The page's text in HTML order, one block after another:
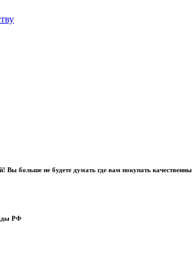
больше не будете думать где вам покупать
РФ